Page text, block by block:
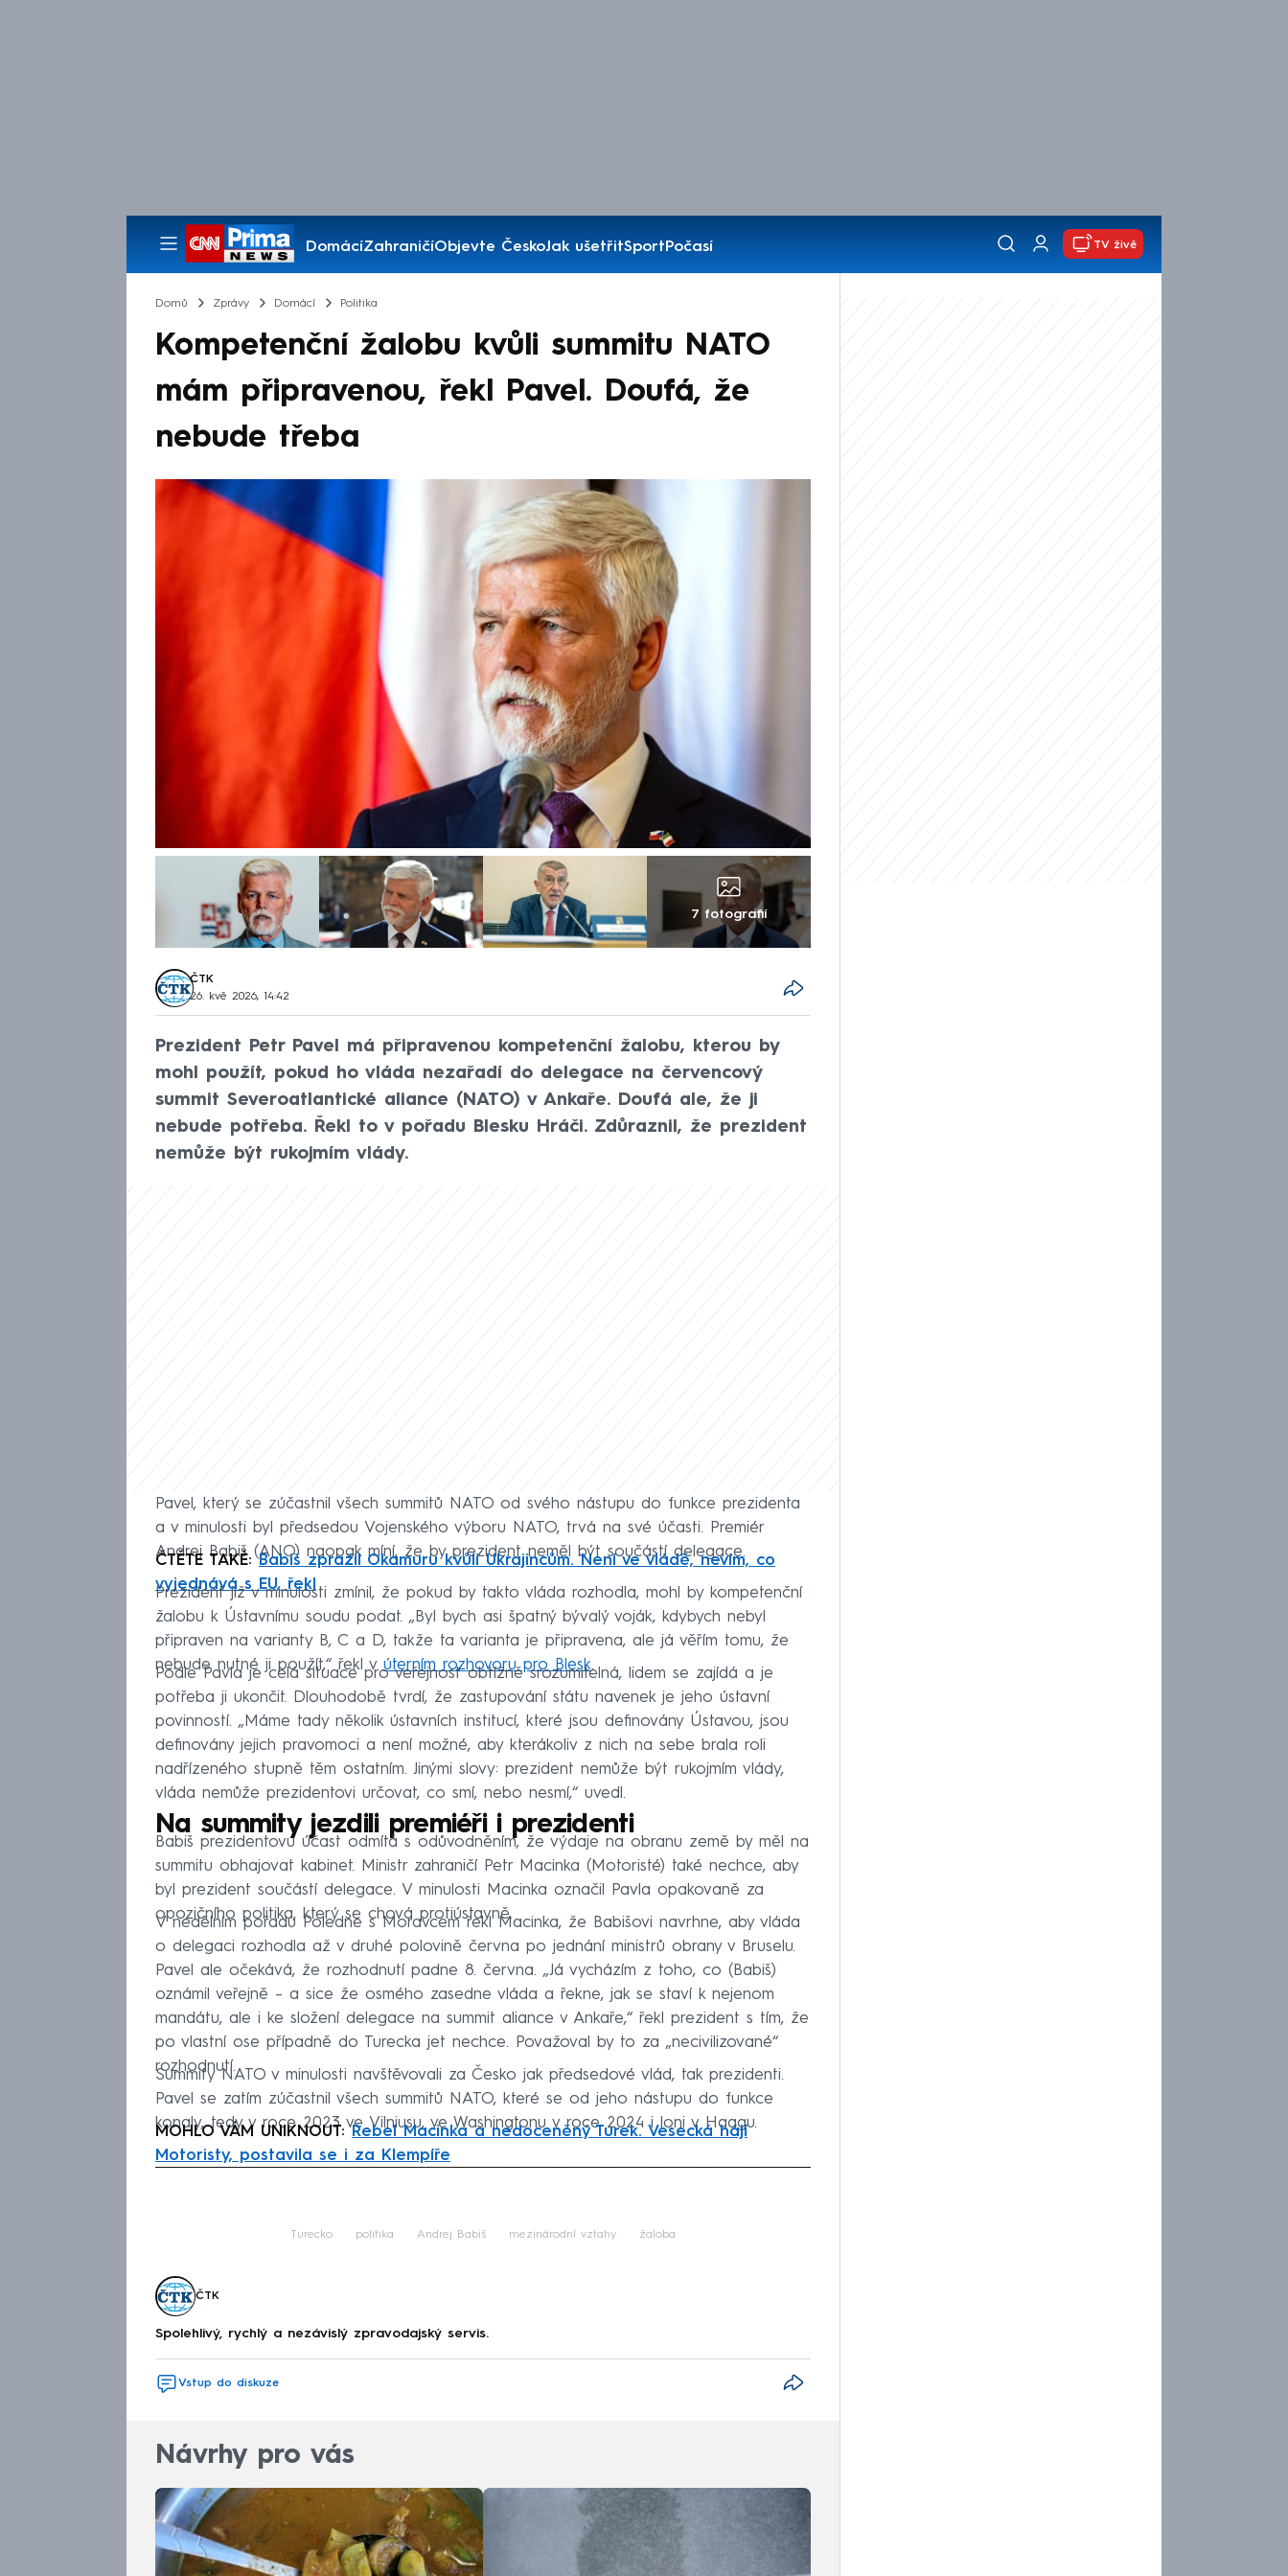
DomácíZahraničíObjevte ČeskoJak ušetřitSportPočasí
Pořady
TV živě
Domů Zprávy Domácí Politika
Kompetenční žalobu kvůli summitu NATO
mám připravenou, řekl Pavel. Doufá, že
nebude třeba
7 fotografií
ČTK
26. kvě 2026, 14:42
Prezident Petr Pavel má připravenou kompetenční žalobu, kterou by
mohl použít, pokud ho vláda nezařadí do delegace na červencový
summit Severoatlantické aliance (NATO) v Ankaře. Doufá ale, že ji
nebude potřeba. Řekl to v pořadu Blesku Hráči. Zdůraznil, že prezident
nemůže být rukojmím vlády.
Pavel, který se zúčastnil všech summitů NATO od svého nástupu do funkce prezidenta
a v minulosti byl předsedou Vojenského výboru NATO, trvá na své účasti. Premiér
Andrej Babiš (ANO) naopak míní, že by prezident neměl být součástí delegace.
ČTĚTE TAKÉ:Babiš zpražil Okamuru kvůli Ukrajincům. Není ve vládě, nevím, co
vyjednává s EU, řekl
Prezident již v minulosti zmínil, že pokud by takto vláda rozhodla, mohl by kompetenční
žalobu k Ústavnímu soudu podat. „Byl bych asi špatný bývalý voják, kdybych nebyl
připraven na varianty B, C a D, takže ta varianta je připravena, ale já věřím tomu, že
nebude nutné ji použít,“ řekl v úterním rozhovoru pro Blesk.
Podle Pavla je celá situace pro veřejnost obtížně srozumitelná, lidem se zajídá a je
potřeba ji ukončit. Dlouhodobě tvrdí, že zastupování státu navenek je jeho ústavní
povinností. „Máme tady několik ústavních institucí, které jsou definovány Ústavou, jsou
definovány jejich pravomoci a není možné, aby kterákoliv z nich na sebe brala roli
nadřízeného stupně těm ostatním. Jinými slovy: prezident nemůže být rukojmím vlády,
vláda nemůže prezidentovi určovat, co smí, nebo nesmí,“ uvedl.
Na summity jezdili premiéři i prezidenti
Babiš prezidentovu účast odmítá s odůvodněním, že výdaje na obranu země by měl na
summitu obhajovat kabinet. Ministr zahraničí Petr Macinka (Motoristé) také nechce, aby
byl prezident součástí delegace. V minulosti Macinka označil Pavla opakovaně za
opozičního politika, který se chová protiústavně.
V nedělním pořadu Poledne s Moravcem řekl Macinka, že Babišovi navrhne, aby vláda
o delegaci rozhodla až v druhé polovině června po jednání ministrů obrany v Bruselu.
Pavel ale očekává, že rozhodnutí padne 8. června. „Já vycházím z toho, co (Babiš)
oznámil veřejně – a sice že osmého zasedne vláda a řekne, jak se staví k nejenom
mandátu, ale i ke složení delegace na summit aliance v Ankaře,“ řekl prezident s tím, že
po vlastní ose případně do Turecka jet nechce. Považoval by to za „necivilizované“
rozhodnutí.
Summity NATO v minulosti navštěvovali za Česko jak předsedové vlád, tak prezidenti.
Pavel se zatím zúčastnil všech summitů NATO, které se od jeho nástupu do funkce
konaly, tedy v roce 2023 ve Vilniusu, ve Washingtonu v roce 2024 i loni v Haagu.
MOHLO VÁM UNIKNOUT:Rebel Macinka a nedoceněný Turek. Vesecká hájí
Motoristy, postavila se i za Klempíře
Turecko politika Andrej Babiš mezinárodní vztahy žaloba
ČTK
Spolehlivý, rychlý a nezávislý zpravodajský servis.
Vstup do diskuze
Návrhy pro vás